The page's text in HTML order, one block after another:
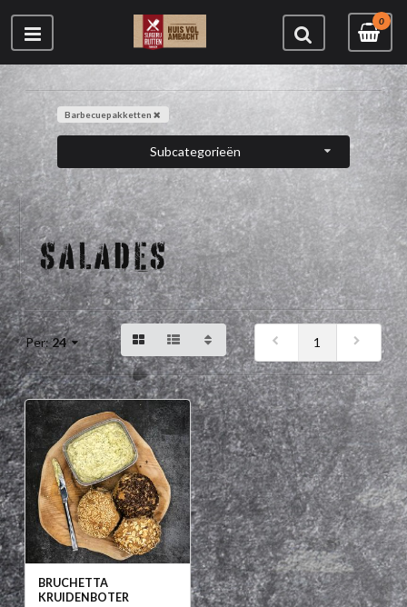
0
Barbecuepakketten
Subcategorieën
SALADES
Per:24 1
BRUCHETTA
KRUIDENBOTER